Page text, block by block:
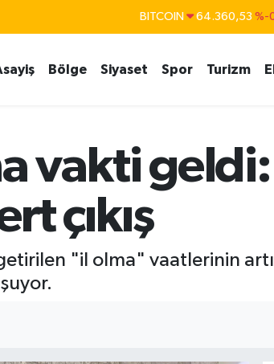
DOLAR 47,7069
EURO 55,0265
13.887
Bölge Siyaset Spor Turizm
vakti geldi:
çıkış
"il olma" vaatlerinin